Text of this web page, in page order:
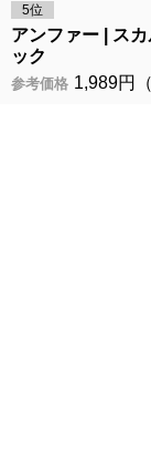
5位
アンファー
ス
ック
参考価格 1,989円